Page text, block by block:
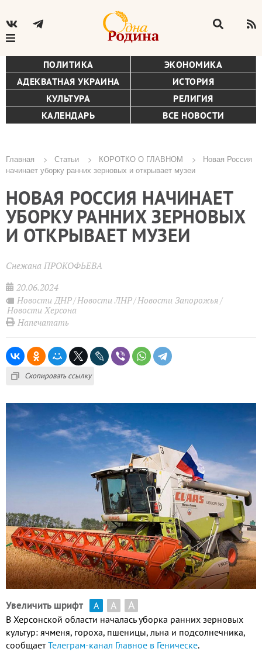
ПОЛИТИКА
ЭКОНОМИКА
АДЕКВАТНАЯ УКРАИНА
ИСТОРИЯ
КУЛЬТУРА
РЕЛИГИЯ
КАЛЕНДАРЬ
ВСЕ НОВОСТИ
Строка
навигации
Главная Статьи КОРОТКО О ГЛАВНОМ
Новая Россия
начинает уборку ранних зерновых и открывает музеи
НОВАЯ РОССИЯ НАЧИНАЕТ
УБОРКУ РАННИХ ЗЕРНОВЫХ
И ОТКРЫВАЕТ МУЗЕИ
Снежана ПРОКОФЬЕВА
20.06.2024
Новости ДНР Новости ЛНР Новости Запорожья
Новости Херсона
Напечатать
Скопировать ссылку
Увеличить шрифт А А А
В Херсонской области началась уборка ранних зерновых
культур: ячменя, гороха, пшеницы, льна и подсолнечника,
сообщаетТелеграм-канал Главное в Геническе.